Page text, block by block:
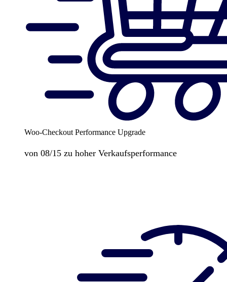
Woo-Checkout Performance Upgrade
von 08/15 zu hoher Verkaufsperformance